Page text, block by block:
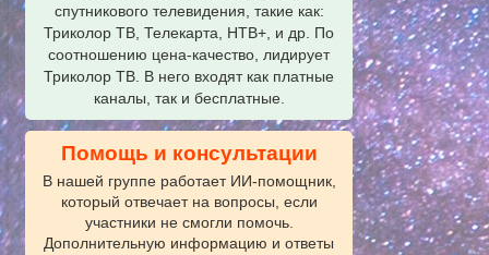
спутникового телевидения, такие как:
Триколор ТВ, Телекарта, НТВ+, и др. По
соотношению цена-качество, лидирует
Триколор ТВ. В него входят как платные
каналы, так и бесплатные.
Помощь и консультации
В нашей группе работает ИИ‑помощник,
который отвечает на вопросы, если
участники не смогли помочь.
Дополнительную информацию и ответы